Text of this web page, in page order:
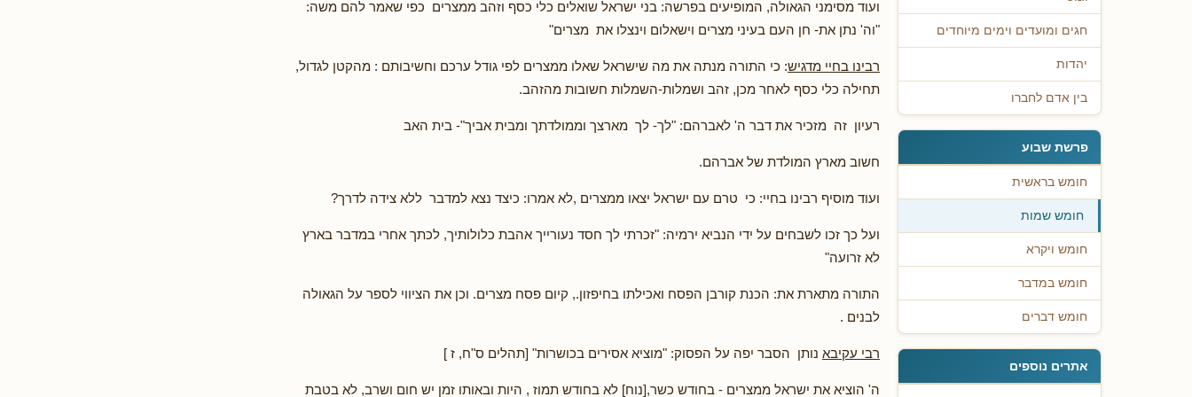
חגים ומועדים וימים מיוחדים
יהדות
בין אדם לחברו
פרשת שבוע
חומש בראשית
חומש שמות
חומש ויקרא
חומש במדבר
חומש דברים
אתרים נוספים
ועוד מסימני הגאולה, המופיעים בפרשה: בני ישראל שואלים כלי כסף וזהב ממצרים כפי שאמר להם משה:
"וה' נתן את- חן העם בעיני מצרים וישאלום וינצלו את מצרים"
רבינו בחיי מדגיש: כי התורה מנתה את מה שישראל שאלו ממצרים לפי גודל ערכם וחשיבותם : מהקטן לגדול,
תחילה כלי כסף לאחר מכן, זהב ושמלות-השמלות חשובות מהזהב.
רעיון זה מזכיר את דבר ה' לאברהם: "לך- לך מארצך וממולדתך ומבית אביך"- בית האב
חשוב מארץ המולדת של אברהם.
ועוד מוסיף רבינו בחיי: כי טרם עם ישראל יצאו ממצרים ,לא אמרו: כיצד נצא למדבר ללא צידה לדרך?
ועל כך זכו לשבחים על ידי הנביא ירמיה: "זכרתי לך חסד נעורייך אהבת כלולותיך, לכתך אחרי במדבר בארץ
לא זרועה"
התורה מתארת את: הכנת קורבן הפסח ואכילתו בחיפזון., קיום פסח מצרים. וכן את הציווי לספר על הגאולה
לבנים .
רבי עקיבא נותן הסבר יפה על הפסוק: "מוציא אסירים בכושרות" [תהלים ס"ח, ז ]
ה' הוציא את ישראל ממצרים - בחודש כשר,[נוח] לא בחודש תמוז , היות ובאותו זמן יש חום ושרב, לא בטבת